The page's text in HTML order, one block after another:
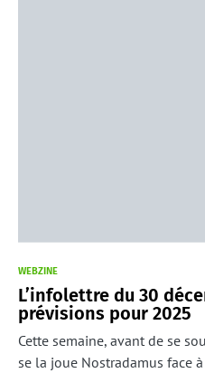
WEBZINE
L’infolettre du 30
prévisions pour 2025
Cette semaine, avant de se
se la joue Nostradamus face